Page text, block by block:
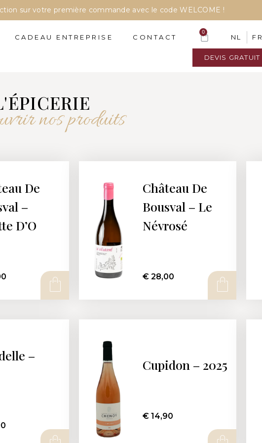
sur votre première commande avec le code WELCOME !
CADEAU ENTREPRISE CONTACT
0
NL FR
DEVIS GRATUIT
nos produits
De
–
D’O
Château De
Bousval – Le
Névrosé
€ 28,00
–
Cupidon – 2025
€ 14,90